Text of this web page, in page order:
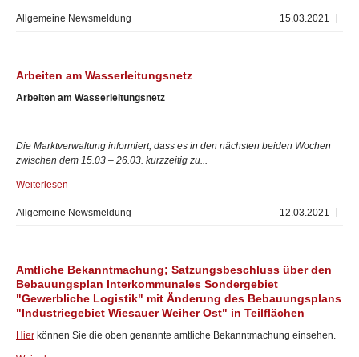
15.03.2021
Allgemeine Newsmeldung
Arbeiten am Wasserleitungsnetz
Arbeiten am Wasserleitungsnetz
Die Marktverwaltung informiert, dass es in den nächsten beiden Wochen
zwischen dem 15.03 – 26.03. kurzzeitig zu...
Weiterlesen
12.03.2021
Allgemeine Newsmeldung
Amtliche Bekanntmachung; Satzungsbeschluss über den
Bebauungsplan Interkommunales Sondergebiet
"Gewerbliche Logistik" mit Änderung des Bebauungsplans
"Industriegebiet Wiesauer Weiher Ost" in Teilflächen
Hier können Sie die oben genannte amtliche Bekanntmachung einsehen.